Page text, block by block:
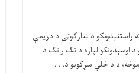
راستنېدونکو د ښارګوټي د دریمې
د اوسېدونکو لپاره د تګ راتګ د
موخه، د داخلي سړکونو د. . .